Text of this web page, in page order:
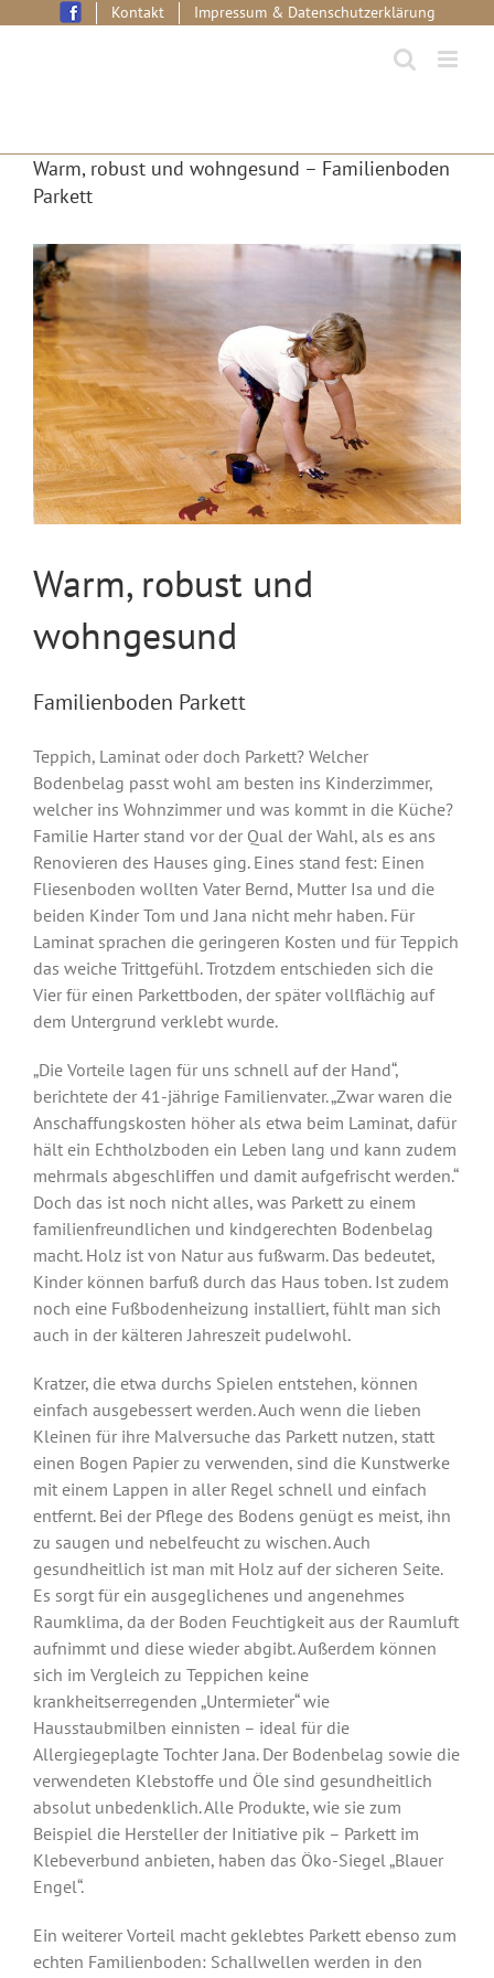
Kontakt Impressum & Datenschutzerklärung
Warm, robust und wohngesund – Familienboden
Parkett
View
Larger
Image
Warm, robust und
wohngesund
Familienboden Parkett
Teppich, Laminat oder doch Parkett? Welcher
Bodenbelag passt wohl am besten ins Kinderzimmer,
welcher ins Wohnzimmer und was kommt in die Küche?
Familie Harter stand vor der Qual der Wahl, als es ans
Renovieren des Hauses ging. Eines stand fest: Einen
Fliesenboden wollten Vater Bernd, Mutter Isa und die
beiden Kinder Tom und Jana nicht mehr haben. Für
Laminat sprachen die geringeren Kosten und für Teppich
das weiche Trittgefühl. Trotzdem entschieden sich die
Vier für einen Parkettboden, der später vollflächig auf
dem Untergrund verklebt wurde.
„Die Vorteile lagen für uns schnell auf der Hand“,
berichtete der 41-jährige Familienvater. „Zwar waren die
Anschaffungskosten höher als etwa beim Laminat, dafür
hält ein Echtholzboden ein Leben lang und kann zudem
mehrmals abgeschliffen und damit aufgefrischt werden.“
Doch das ist noch nicht alles, was Parkett zu einem
familienfreundlichen und kindgerechten Bodenbelag
macht. Holz ist von Natur aus fußwarm. Das bedeutet,
Kinder können barfuß durch das Haus toben. Ist zudem
noch eine Fußbodenheizung installiert, fühlt man sich
auch in der kälteren Jahreszeit pudelwohl.
Kratzer, die etwa durchs Spielen entstehen, können
einfach ausgebessert werden. Auch wenn die lieben
Kleinen für ihre Malversuche das Parkett nutzen, statt
einen Bogen Papier zu verwenden, sind die Kunstwerke
mit einem Lappen in aller Regel schnell und einfach
entfernt. Bei der Pflege des Bodens genügt es meist, ihn
zu saugen und nebelfeucht zu wischen. Auch
gesundheitlich ist man mit Holz auf der sicheren Seite.
Es sorgt für ein ausgeglichenes und angenehmes
Raumklima, da der Boden Feuchtigkeit aus der Raumluft
aufnimmt und diese wieder abgibt. Außerdem können
sich im Vergleich zu Teppichen keine
krankheitserregenden „Untermieter“ wie
Hausstaubmilben einnisten – ideal für die
Allergiegeplagte Tochter Jana. Der Bodenbelag sowie die
verwendeten Klebstoffe und Öle sind gesundheitlich
absolut unbedenklich. Alle Produkte, wie sie zum
Beispiel die Hersteller der Initiative pik – Parkett im
Klebeverbund anbieten, haben das Öko-Siegel „Blauer
Engel“.
Ein weiterer Vorteil macht geklebtes Parkett ebenso zum
echten Familienboden: Schallwellen werden in den